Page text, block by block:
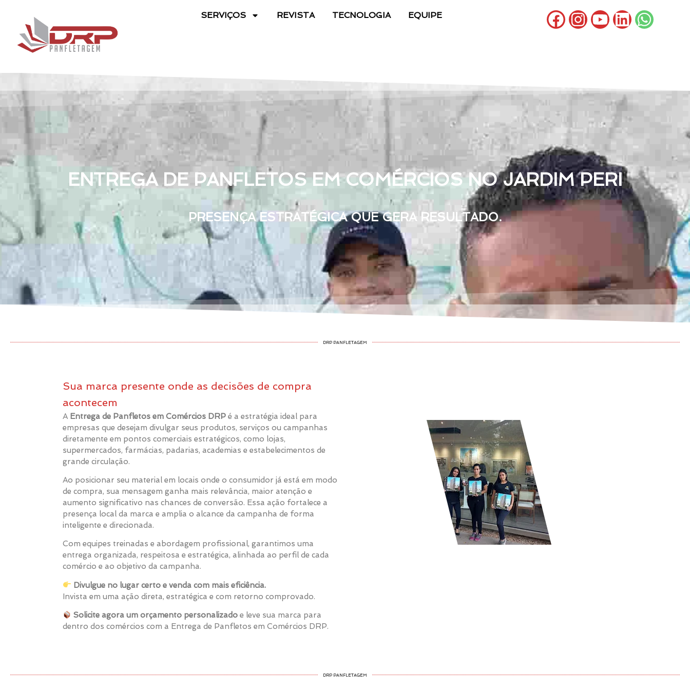
SERVIÇOS REVISTA TECNOLOGIA EQUIPE
ENTREGA DE PANFLETOS EM COMÉRCIOS NO JARDIM PERI
PRESENÇA ESTRATÉGICA QUE GERA RESULTADO.
DRP PANFLETAGEM
Sua marca presente onde as decisões de compra
acontecem
A Entrega de Panfletos em Comércios DRP é a estratégia ideal para
empresas que desejam divulgar seus produtos, serviços ou campanhas
diretamente em pontos comerciais estratégicos, como lojas,
supermercados, farmácias, padarias, academias e estabelecimentos de
grande circulação.
Ao posicionar seu material em locais onde o consumidor já está em modo
de compra, sua mensagem ganha mais relevância, maior atenção e
aumento significativo nas chances de conversão. Essa ação fortalece a
presença local da marca e amplia o alcance da campanha de forma
inteligente e direcionada.
Com equipes treinadas e abordagem profissional, garantimos uma
entrega organizada, respeitosa e estratégica, alinhada ao perfil de cada
comércio e ao objetivo da campanha.
Divulgue no lugar certo e venda com mais eficiência.
Invista em uma ação direta, estratégica e com retorno comprovado.
Solicite agora um orçamento personalizado e leve sua marca para
dentro dos comércios com a Entrega de Panfletos em Comércios DRP.
DRP PANFLETAGEM